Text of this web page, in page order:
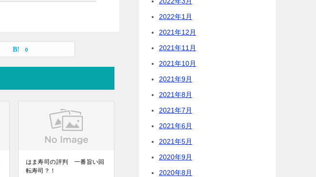
0
はま寿司の評判 一番旨い回
転寿司？！
2022年1月
2021年12月
2021年11月
2021年10月
2021年9月
2021年8月
2021年7月
2021年6月
2021年5月
2020年9月
2020年8月